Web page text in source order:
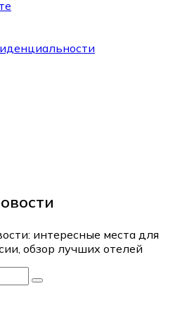
интересные места для
обзор лучших отелей